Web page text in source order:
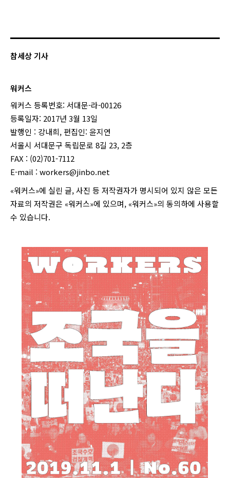
참세상 기사
워커스
워커스 등록번호: 서대문-라-00126
등록일자: 2017년 3월 13일
발행인 : 강내희, 편집인: 윤지연
서울시 서대문구 독립문로 8길 23, 2층
FAX : (02)701-7112
E-mail : workers@jinbo.net
«워커스»에 실린 글, 사진 등 저작권자가 명시되어 있지 않은 모든
자료의 저작권은 «워커스»에 있으며, «워커스»의 동의하에 사용할
수 있습니다.